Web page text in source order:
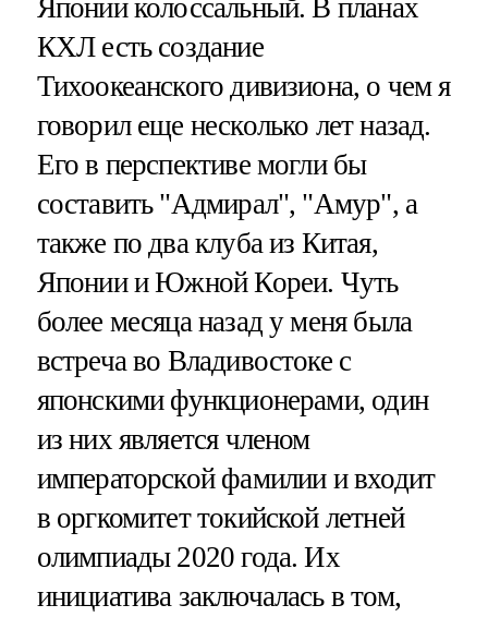
Японии колоссальный. В планах
КХЛ есть создание
Тихоокеанского дивизиона, о чем я
говорил еще несколько лет назад.
Его в перспективе могли бы
составить "Адмирал", "Амур", а
также по два клуба из Китая,
Японии и Южной Кореи. Чуть
более месяца назад у меня была
встреча во Владивостоке с
японскими функционерами, один
из них является членом
императорской фамилии и входит
в оргкомитет токийской летней
олимпиады 2020 года. Их
инициатива заключалась в том,